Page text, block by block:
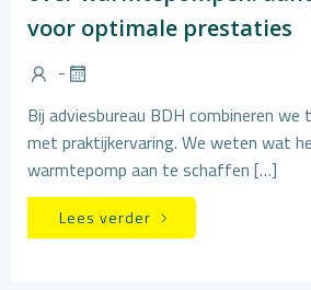
voor optimale prestaties
-
Bij adviesbureau BDH combineren we
met praktijkervaring. We weten wat
warmtepomp aan te schaffen […]
Lees verder